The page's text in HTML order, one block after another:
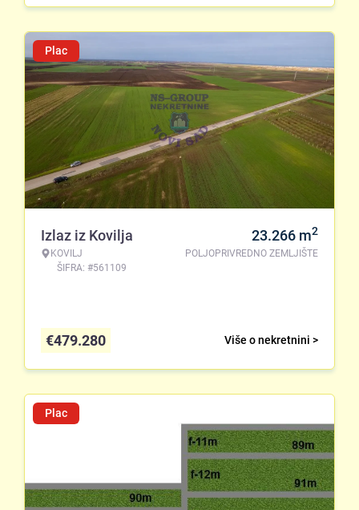
Plac
Izlaz iz Kovilja
KOVILJ
ŠIFRA: #561109
23.266 m2
POLJOPRIVREDNO ZEMLJIŠTE
Više o nekretnini >
€479.280
Plac